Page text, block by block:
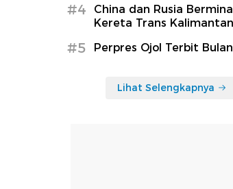
#4
China dan Rusia
Kereta Trans Kalimantan
#5 Perpres Ojol Terbit
Lihat Selengkapnya